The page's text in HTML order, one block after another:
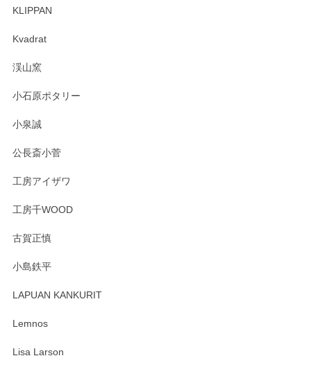
淡いグリーンのカラーがとても可愛いです❤️ ありがとうござ
す。 素敵な湯呑みでとても気に入りました。 発送も早く、
たm(_)m
KLIPPAN
Kvadrat
渓山窯
小石原ポタリー
小泉誠
公長斎小菅
工房アイザワ
工房千WOOD
古賀正慎
小島鉄平
LAPUAN KANKURIT
Lemnos
Lisa Larson